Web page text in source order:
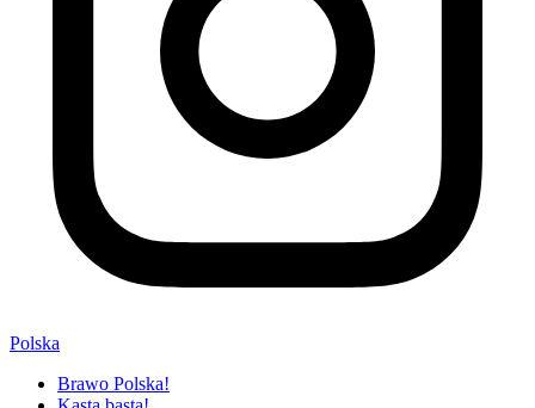
Polska
Brawo Polska!